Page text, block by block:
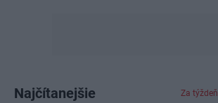
Najčítanejšie Za týždeň